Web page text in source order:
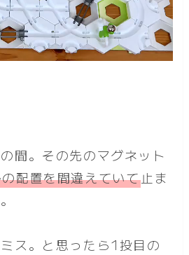
間。その先のマグネット
配置を間違えていて止ま
ス。と思ったら1投目の